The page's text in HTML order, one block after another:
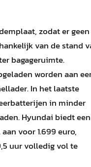
zodat er geen
van de stand
bagageruimte.
worden aan
In het laatste
in minder
Hyundai biedt een
voor 1.699 euro,
uur volledig vol te